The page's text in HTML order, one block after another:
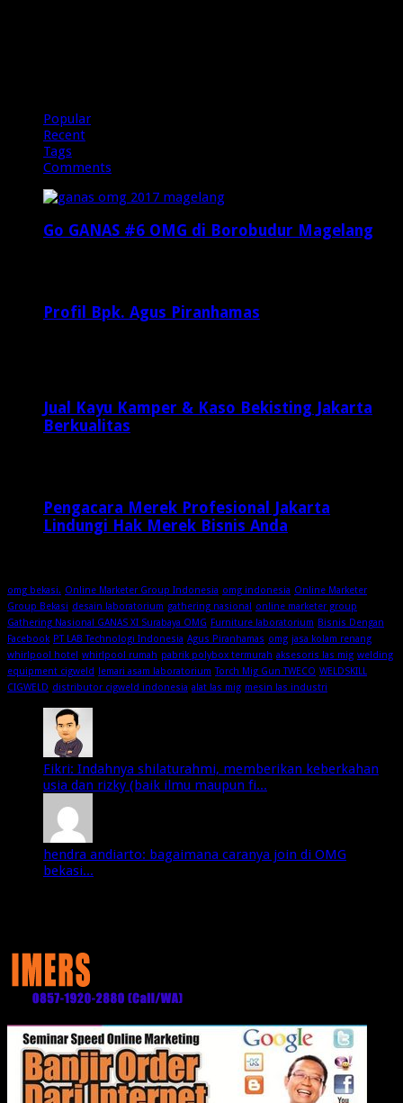
Popular
Recent
Tags
Comments
Go GANAS #6 OMG di Borobudur Magelang
Profil Bpk. Agus Piranhamas
Jual Kayu Kamper & Kaso Bekisting Jakarta
Berkualitas
Pengacara Merek Profesional Jakarta
Lindungi Hak Merek Bisnis Anda
omg bekasi. Online Marketer Group Indonesia omg indonesia Online Marketer
Group Bekasi desain laboratorium gathering nasional online marketer group
Gathering Nasional GANAS XI Surabaya OMG Furniture laboratorium Bisnis Dengan
Facebook PT LAB Technologi Indonesia Agus Piranhamas omg jasa kolam renang
whirlpool hotel whirlpool rumah pabrik polybox termurah aksesoris las mig welding
equipment cigweld lemari asam laboratorium Torch Mig Gun TWECO WELDSKILL
CIGWELD distributor cigweld indonesia alat las mig mesin las industri
Fikri: Indahnya shilaturahmi, memberikan keberkahan
usia dan rizky (baik ilmu maupun fi...
hendra andiarto: bagaimana caranya join di OMG
bekasi...